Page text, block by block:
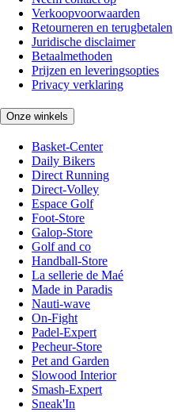
Verkoopvoorwaarden
Retourneren en terugbetalen
Juridische disclaimer
Betaalmethoden
Prijzen en leveringsopties
Privacy verklaring
Onze winkels
Basket-Center
Daily Bikers
Direct Running
Direct-Volley
Espace Golf
Foot-Store
Galop-Store
Golf and co
Handball-Store
La sellerie de Maé
Made in Paradis
Nauti-wave
On-Fight
Padel-Expert
Pecheur-Store
Pet and Garden
Slowood Interior
Smash-Expert
Sneak'In